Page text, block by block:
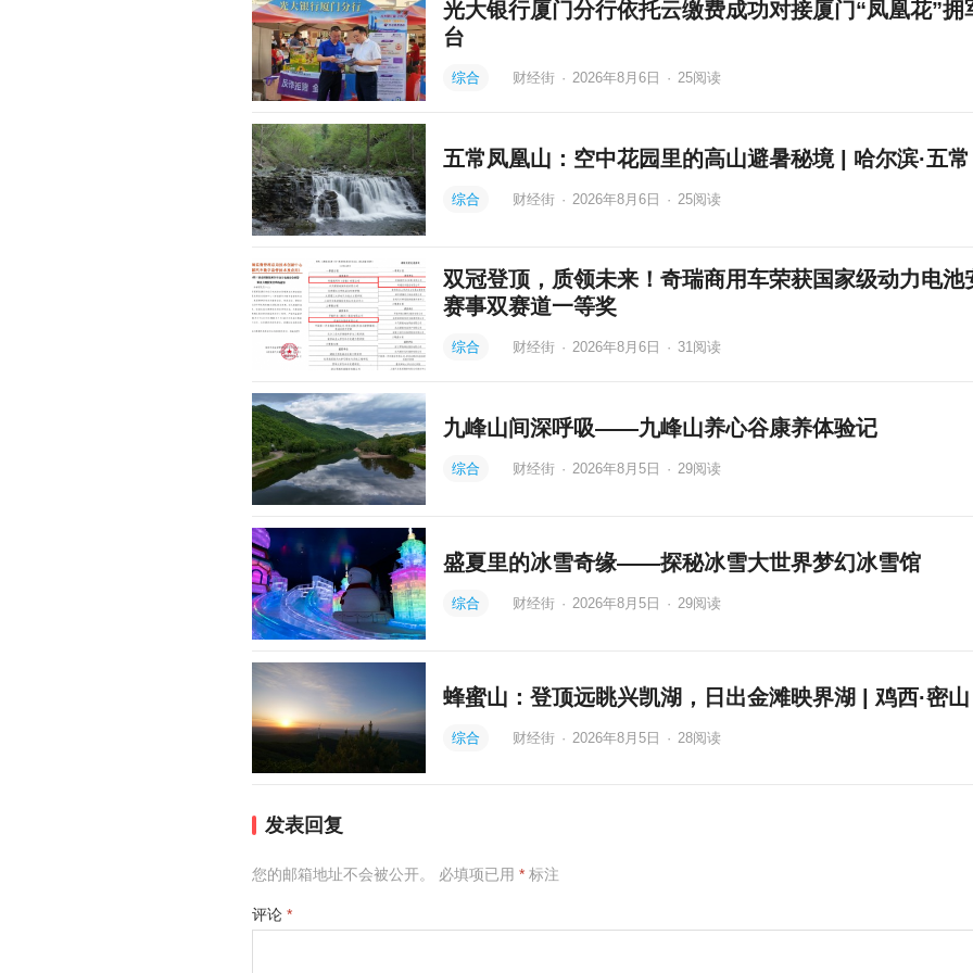
光大银行厦门分行依托云缴费成功对接厦门“凤凰花”拥
台
综合 财经街 · 2026年8月6日 · 25阅读
五常凤凰山：空中花园里的高山避暑秘境 | 哈尔滨·五常
综合 财经街 · 2026年8月6日 · 25阅读
双冠登顶，质领未来！奇瑞商用车荣获国家级动力电池
赛事双赛道一等奖
综合 财经街 · 2026年8月6日 · 31阅读
九峰山间深呼吸——九峰山养心谷康养体验记
综合 财经街 · 2026年8月5日 · 29阅读
盛夏里的冰雪奇缘——探秘冰雪大世界梦幻冰雪馆
综合 财经街 · 2026年8月5日 · 29阅读
蜂蜜山：登顶远眺兴凯湖，日出金滩映界湖 | 鸡西·密山
综合 财经街 · 2026年8月5日 · 28阅读
发表回复
您的邮箱地址不会被公开。 必填项已用 * 标注
评论 *